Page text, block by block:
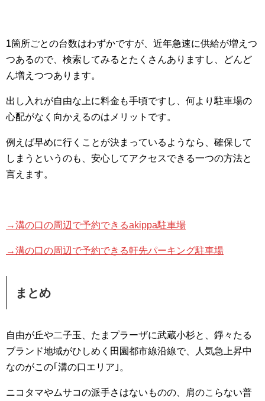
1箇所ごとの台数はわずかですが、近年急速に供給が増えつ
つあるので、検索してみるとたくさんありますし、どんど
ん増えつつあります。
出し入れが自由な上に料金も手頃ですし、何より駐車場の
心配がなく向かえるのはメリットです。
例えば早めに行くことが決まっているようなら、確保して
しまうというのも、安心してアクセスできる一つの方法と
言えます。
→溝の口の周辺で予約できるakippa駐車場
→溝の口の周辺で予約できる軒先パーキング駐車場
まとめ
自由が丘や二子玉、たまプラーザに武蔵小杉と、錚々たる
ブランド地域がひしめく田園都市線沿線で、人気急上昇中
なのがこの｢溝の口エリア｣。
ニコタマやムサコの派手さはないものの、肩のこらない普